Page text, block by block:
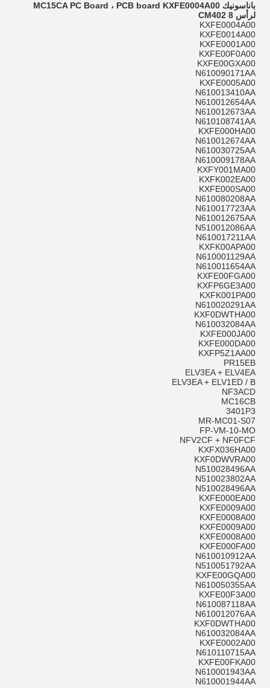
باناسونيك MC15CA PC Board ، PCB board KXFE0004A00
لرأس CM402 8
KXFE0004A00
KXFE0014A00
KXFE0001A00
KXFE00F0A00
KXFE00GXA00
N610090171AA
KXFE0005A00
N610013410AA
N610012654AA
N610012673AA
N610108741AA
KXFE000HA00
N610012674AA
N610030725AA
N610009178AA
KXFY001MA00
KXFK002EA00
KXFE000SA00
N610080208AA
N610017723AA
N610012675AA
N510012086AA
N610017211AA
KXFK00APA00
N610001129AA
N610011654AA
KXFE00FGA00
KXFP6GE3A00
KXFK001PA00
N610020291AA
KXF0DWTHA00
N610032084AA
KXFE000JA00
KXFE000DA00
KXFP5Z1AA00
PR15EB
ELV3EA + ELV4EA
ELV3EA + ELV1ED / B
NF3ACD
MC16CB
3401P3
MR-MC01-S07
FP-VM-10-MO
NFV2CF + NF0FCF
KXFX036HA00
KXF0DWVRA00
N510028496AA
N510023802AA
N510028496AA
KXFE000EA00
KXFE0009A00
KXFE0008A00
KXFE0009A00
KXFE0008A00
KXFE000FA00
N610010912AA
N510051792AA
KXFE00GQA00
N610050355AA
KXFE00F3A00
N610087118AA
N610012076AA
KXF0DWTHA00
N610032084AA
KXFE0002A00
N610110715AA
KXFE00FKA00
N610001943AA
N610001944AA